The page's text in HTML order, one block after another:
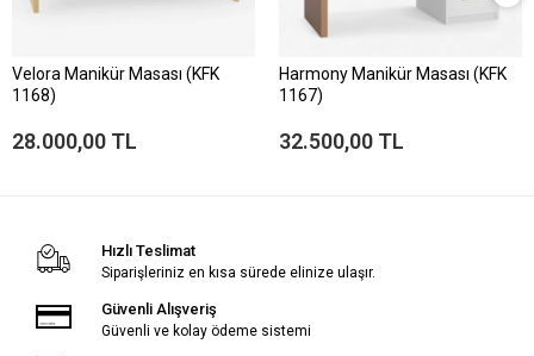
Velora Manikür Masası (KFK
1168)
28.000,00 TL
Harmony Manikür Masası (KFK
1167)
32.500,00 TL
Hızlı Teslimat
Siparişleriniz en kısa sürede elinize ulaşır.
Güvenli Alışveriş
Güvenli ve kolay ödeme sistemi